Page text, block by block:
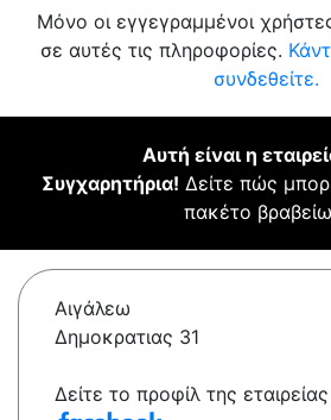
Μόνο οι εγγεγραμμένοι
σε αυτές τις πληροφορίες.
συνδεθείτε.
Αυτή είναι η
Συγχαρητήρια! Δείτε πώς
πακέτο
Αιγάλεω
Δημοκρατιας 31
Δείτε το προφίλ της